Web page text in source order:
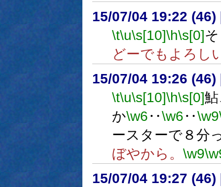
15/07/04 19:22 (46)
\t\u\s[10]\h\s[0]
どーでもよろし
15/07/04 19:26 (46)
\t\u\s[10]\h\s[0]
か\w6‥\w6‥\w9
ースターで８分
ぼやから。 \w9
15/07/04 19:27 (46)